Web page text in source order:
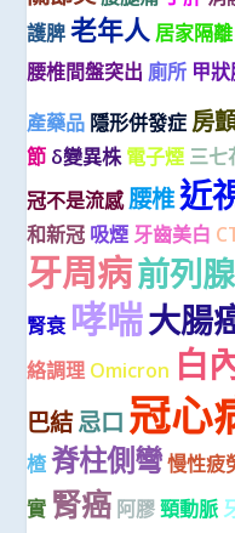
護脾 老年人 居家隔離
腰椎間盤突出 廁所 甲
產藥品 隱形併發症 房
節 δ變異株 電子煙 三七
冠不是流感腰椎近
和新冠 吸煙 牙齒美白
牙周病前列
腎衰 哮喘大腸
絡調理 Omicron 白
巴結忌口 冠心
楂 脊柱側彎慢性疲
實 腎癌 阿膠 頸動脈